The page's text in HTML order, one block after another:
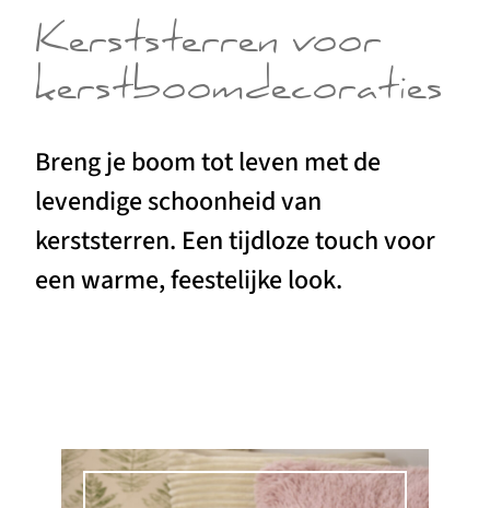
Kerststerren voor
kerstboomdecoraties
Breng je boom tot leven met de
levendige schoonheid van
kerststerren. Een tijdloze touch voor
een warme, feestelijke look.